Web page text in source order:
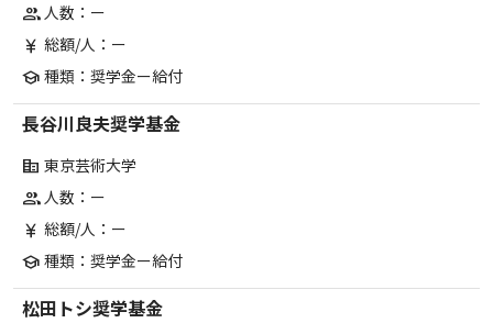
group人数：ー
currency_yen 総額/人：ー
school 種類：奨学金ー給付
長谷川良夫奨学基金
corporate_fare 東京芸術大学
group人数：ー
currency_yen 総額/人：ー
school 種類：奨学金ー給付
松田トシ奨学基金